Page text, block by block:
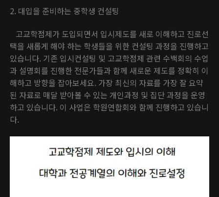
2. 대입을 준비하는 중학생 컨설팅
고교학점제가 도입되면서 입시제도를 새로 이해하고 진로선
택을 새롭게 해야 하는 학생들을 위한 컨설팅 과정을 진행하고
있습니다. 기존 입시컨설팅 및 고교학점제 관련 수백회의 수업
과 설명회를 진행한 전문가들과 함께 새로운 제도를 정확히 이
해하고 방향을 잡아보세요. 가장 최신의 자료를 가장 잘 요약
된 자료로 매달 받아볼 수 있는 개인과정 및 집단 과정을 운영
하고 있습니다. 이 사업은 학원연합회와 함께 진행하고 있습니
다.